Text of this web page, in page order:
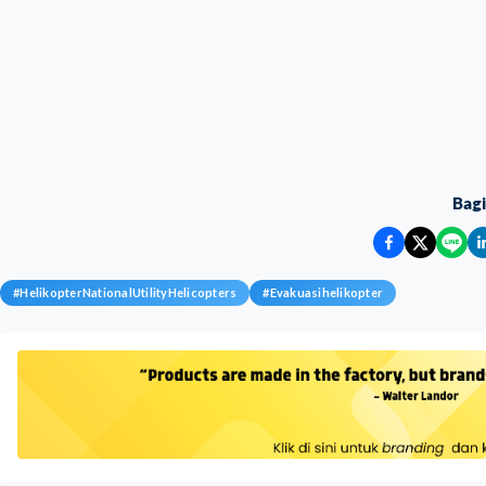
#HelikopterNationalUtilityHelicopters #Evakuasihelikopter